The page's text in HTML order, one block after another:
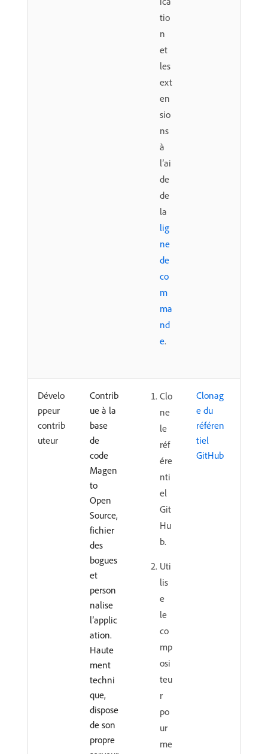
tio
n
et
les
ext
en
sio
ns
à
l’ai
de
de
la
lig
ne
de
co
m
ma
nd
e.
Dévelo
ppeur
contrib
uteur
Contrib
ue à la
base
de
code
Magen
to
Open
Source,
fichier
des
bogues
et
person
nalise
l’applic
ation.
Haute
ment
techni
que,
dispose
de son
propre
Clo
ne
le
réf
ére
nti
el
Git
Hu
b.
Uti
lis
e
le
co
mp
osi
teu
r
po
ur
me
Clonag
e du
référen
tiel
GitHub